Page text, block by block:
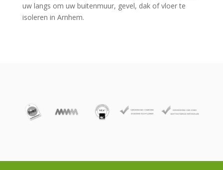
uw langs om uw buitenmuur, gevel, dak of vloer te
isoleren in Arnhem.